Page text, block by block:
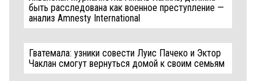
быть расследована как военное преступление —
анализ Amnesty International
Гватемала: узники совести Луис Пачеко и Эктор
Чаклан смогут вернуться домой к своим семьям